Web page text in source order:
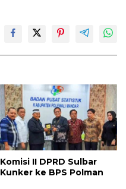
Komisi II DPRD Sulbar
Kunker ke BPS Polman